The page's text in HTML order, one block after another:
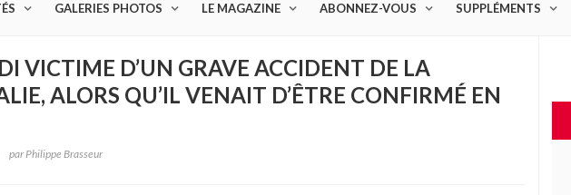
GALERIES PHOTOS LE MAGAZINE ABONNEZ-VOUS SUPPLÉMENTS
VICTIME D’UN GRAVE ACCIDENT DE LA
ALORS QU’IL VENAIT D’ÊTRE CONFIRMÉ EN
parPhilippe Brasseur